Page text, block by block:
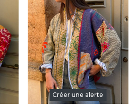
Créer une alerte